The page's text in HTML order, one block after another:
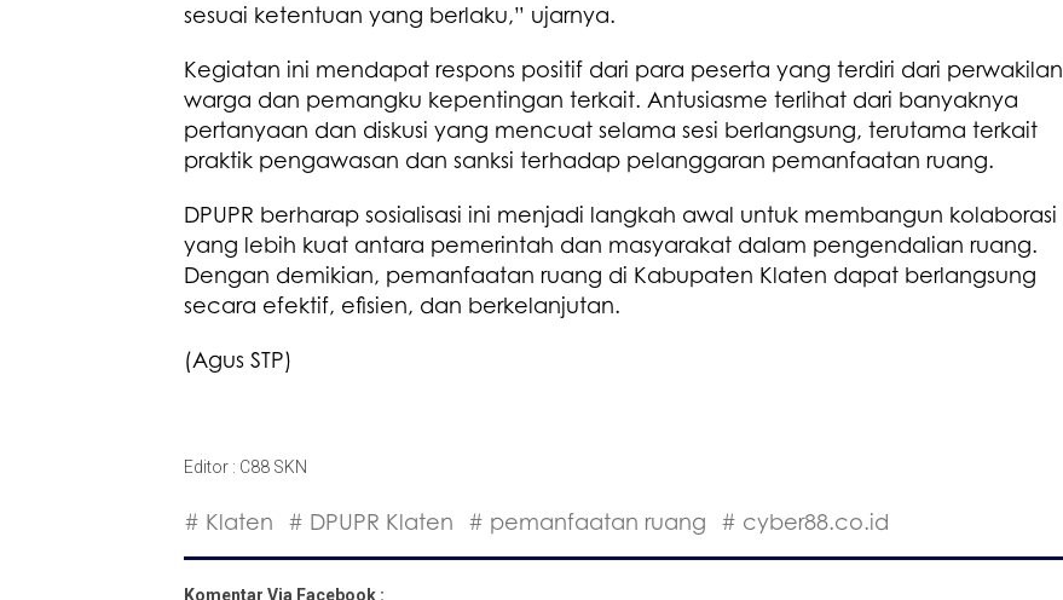
sesuai ketentuan yang berlaku,” ujarnya.
Kegiatan ini mendapat respons positif dari para peserta yang terdiri dari perwakilan
warga dan pemangku kepentingan terkait. Antusiasme terlihat dari banyaknya
pertanyaan dan diskusi yang mencuat selama sesi berlangsung, terutama terkait
praktik pengawasan dan sanksi terhadap pelanggaran pemanfaatan ruang.
DPUPR berharap sosialisasi ini menjadi langkah awal untuk membangun kolaborasi
yang lebih kuat antara pemerintah dan masyarakat dalam pengendalian ruang.
Dengan demikian, pemanfaatan ruang di Kabupaten Klaten dapat berlangsung
secara efektif, efisien, dan berkelanjutan.
(Agus STP)
Editor : C88 SKN
# Klaten # DPUPR Klaten # pemanfaatan ruang # cyber88.co.id
Komentar Via Facebook :